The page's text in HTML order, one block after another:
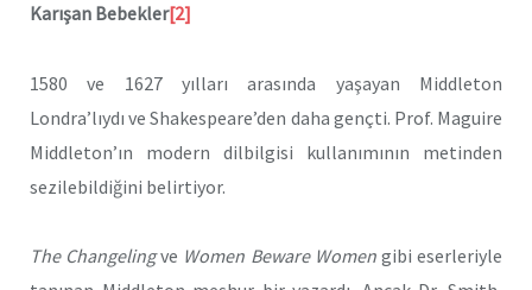
Karışan Bebekler[2]
1580 ve 1627 yılları arasında yaşayan Middleton
Londra’lıydı ve Shakespeare’den daha gençti. Prof. Maguire
Middleton’ın modern dilbilgisi kullanımının metinden
sezilebildiğini belirtiyor.
The Changelingve Women Beware Womengibi eserleriyle